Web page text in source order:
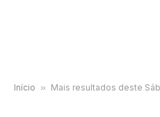
Início » Mais resultados deste Sábado nas arenas espanholas e Portas